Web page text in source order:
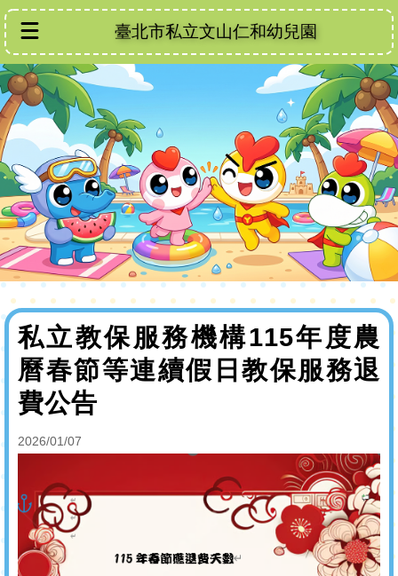
臺北市私立文山仁和幼兒園
私立教保服務機構115年度農
曆春節等連續假日教保服務退
費公告
2026/01/07